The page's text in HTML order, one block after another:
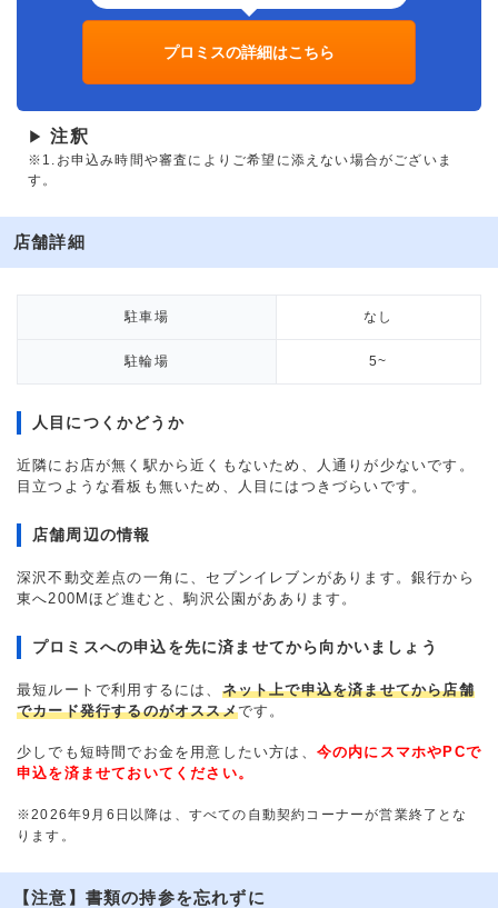
プロミスの詳細はこちら
▶ 注釈
※1.お申込み時間や審査によりご希望に添えない場合がございま
す。
店舗詳細
駐車場 なし
駐輪場 5~
人目につくかどうか
近隣にお店が無く駅から近くもないため、人通りが少ないです。
目立つような看板も無いため、人目にはつきづらいです。
店舗周辺の情報
深沢不動交差点の一角に、セブンイレブンがあります。銀行から
東へ200Mほど進むと、駒沢公園がああります。
プロミスへの申込を先に済ませてから向かいましょう
最短ルートで利用するには、 ネット上で申込を済ませてから店舗
でカード発行するのがオススメです。
少しでも短時間でお金を用意したい方は、 今の内にスマホやPCで
申込を済ませておいてください。
※2026年9月6日以降は、すべての自動契約コーナーが営業終了とな
ります。
【注意】書類の持参を忘れずに